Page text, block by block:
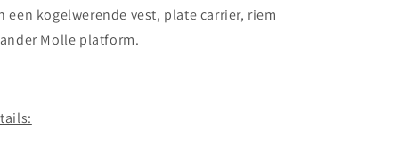
een kogelwerende vest, plate carrier, riem
Molle platform.